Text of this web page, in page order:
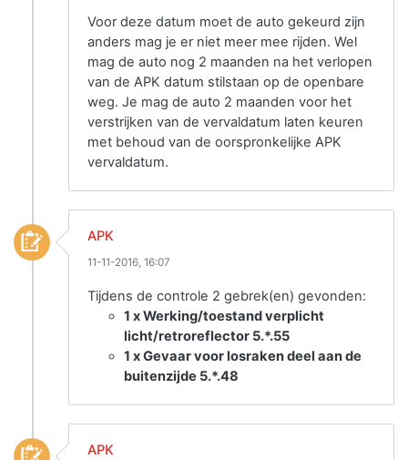
Voor deze datum moet de auto gekeurd zijn
anders mag je er niet meer mee rijden. Wel
mag de auto nog 2 maanden na het verlopen
van de APK datum stilstaan op de openbare
weg. Je mag de auto 2 maanden voor het
verstrijken van de vervaldatum laten keuren
met behoud van de oorspronkelijke APK
vervaldatum.
APK
11-11-2016, 16:07
Tijdens de controle 2 gebrek(en) gevonden:
1 x Werking/toestand verplicht
licht/retroreflector 5.*.55
1 x Gevaar voor losraken deel aan de
buitenzijde 5.*.48
APK